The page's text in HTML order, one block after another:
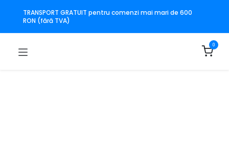
TRANSPORT GRATUIT pentru comenzi mai mari de 600
RON (fără TVA)
0